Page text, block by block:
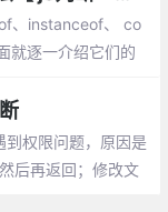
、instanceof、 co
逐一介绍它们的
权限问题，原因是
后再返回；修改文